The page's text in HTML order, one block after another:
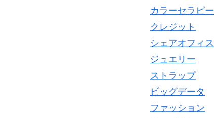
カラーセラピー
クレジット
シェアオフィス
ジュエリー
ストラップ
ビッグデータ
ファッション